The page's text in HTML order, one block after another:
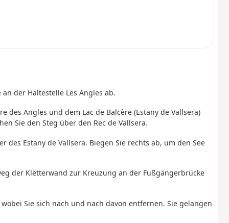
der Haltestelle Les Angles ab.
des Angles und dem Lac de Balcère (Estany de Vallsera)
Sie den Steg über den Rec de Vallsera.
Estany de Vallsera. Biegen Sie rechts ab, um den See
der Kletterwand zur Kreuzung an der Fußgängerbrücke
Sie sich nach und nach davon entfernen. Sie gelangen